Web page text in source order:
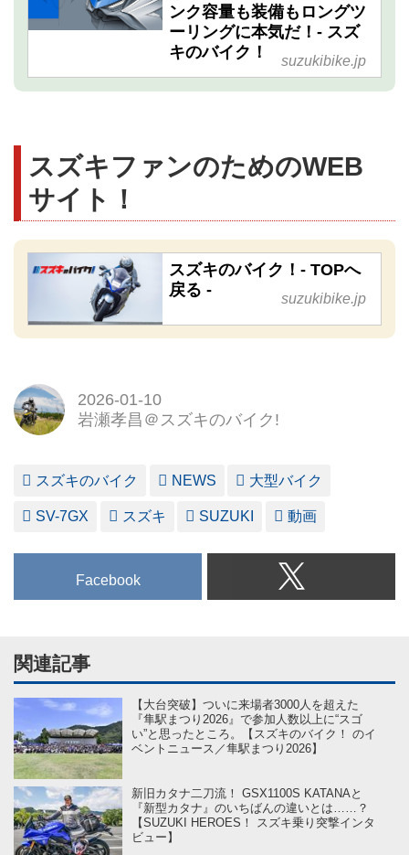
ンク容量も装備もロングツ
ーリングに本気だ！- スズ
キのバイク！
suzukibike.jp
スズキファンのためのWEB
サイト！
スズキのバイク！- TOPへ
戻る -
suzukibike.jp
2026-01-10
岩瀬孝昌＠スズキのバイク!
スズキのバイク NEWS 大型バイク
SV-7GX スズキ SUZUKI 動画
Facebook
関連記事
【大台突破】ついに来場者3000人を超えた
『隼駅まつり2026』で参加人数以上に“スゴ
い”と思ったところ。【スズキのバイク！ のイ
ベントニュース／隼駅まつり2026】
新旧カタナ二刀流！ GSX1100S KATANAと
『新型カタナ』のいちばんの違いとは……？
【SUZUKI HEROES！ スズキ乗り突撃インタ
ビュー】